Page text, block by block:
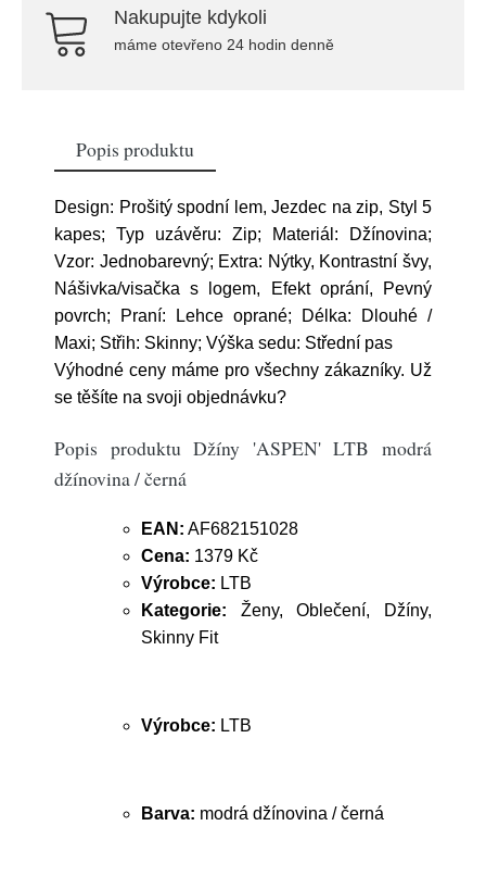
Nakupujte kdykoli
máme otevřeno 24 hodin denně
Popis produktu
Design: Prošitý spodní lem, Jezdec na zip, Styl 5
kapes; Typ uzávěru: Zip; Materiál: Džínovina;
Vzor: Jednobarevný; Extra: Nýtky, Kontrastní švy,
Nášivka/visačka s logem, Efekt oprání, Pevný
povrch; Praní: Lehce oprané; Délka: Dlouhé /
Maxi; Střih: Skinny; Výška sedu: Střední pas
Výhodné ceny máme pro všechny zákazníky. Už
se těšíte na svoji objednávku?
Popis produktu Džíny 'ASPEN' LTB modrá
džínovina / černá
EAN: AF682151028
Cena: 1379 Kč
Výrobce: LTB
Kategorie: Ženy, Oblečení, Džíny,
Skinny Fit
Výrobce: LTB
Barva: modrá džínovina / černá